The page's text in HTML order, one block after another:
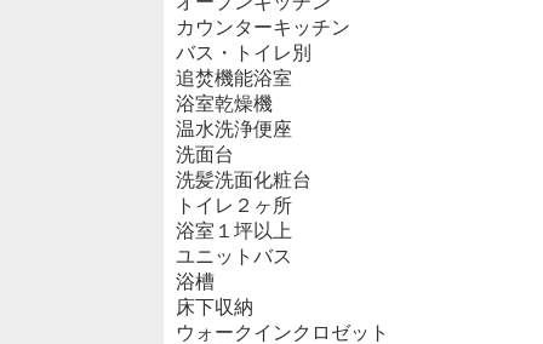
カウンターキッチン
バス・トイレ別
追焚機能浴室
浴室乾燥機
温水洗浄便座
洗面台
洗髪洗面化粧台
トイレ２ヶ所
浴室１坪以上
ユニットバス
浴槽
床下収納
ウォークインクロゼット